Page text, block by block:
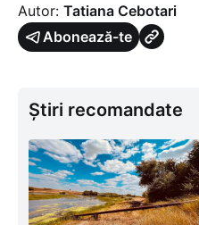
Autor: Tatiana Cebotari
Abonează-te
Știri recomandate